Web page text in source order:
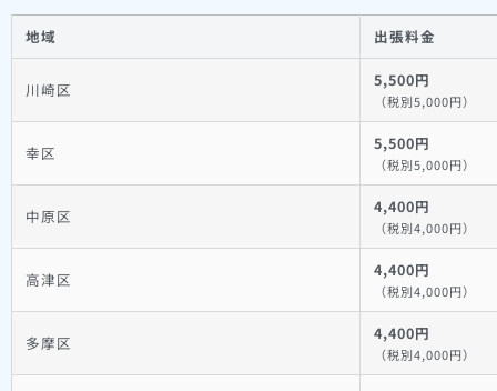
地域 出張料金
川崎区 5,500円
（税別5,000円）
幸区 5,500円
（税別5,000円）
中原区 4,400円
（税別4,000円）
高津区 4,400円
（税別4,000円）
多摩区 4,400円
（税別4,000円）